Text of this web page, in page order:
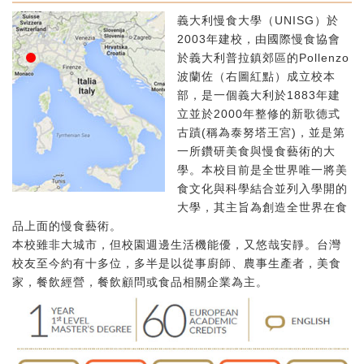
義大利慢食大學（UNISG）於
2003年建校，由國際慢食協會
於義大利普拉鎮郊區的Pollenzo
波蘭佐（右圖紅點）成立校本
部，是一個義大利於1883年建
立並於2000年整修的新歌德式
古蹟(稱為泰努塔王宮)，並是第
一所鑽研美食與慢食藝術的大
學。本校目前是全世界唯一將美
食文化與科學結合並列入學開的
大學，其主旨為創造全世界在食
品上面的慢食藝術。
本校雖非大城市，但校園週邊生活機能優，又悠哉安靜。台灣
校友至今約有十多位，多半是以從事廚師、農事生產者，美食
家，餐飲經營，餐飲顧問或食品相關企業為主。